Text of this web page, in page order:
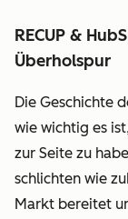
RECUP &
Überholspur
Die Geschichte
wie wichtig es
zur Seite zu
schlichten wie
Markt bereitet